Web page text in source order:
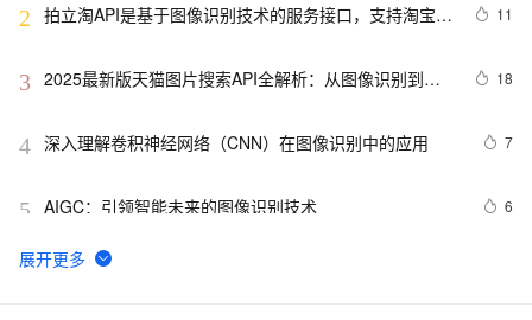
2 拍立淘API是基于图像识别技术的服务接口，支持淘宝、
11
3 2025最新版天猫图片搜索API全解析：从图像识别到商
18
4 深入理解卷积神经网络（CNN）在图像识别中的应用 7
5 AIGC：引领智能未来的图像识别技术 6
6
【深度学习】探讨最新的深度学习算法、模型创新以及在